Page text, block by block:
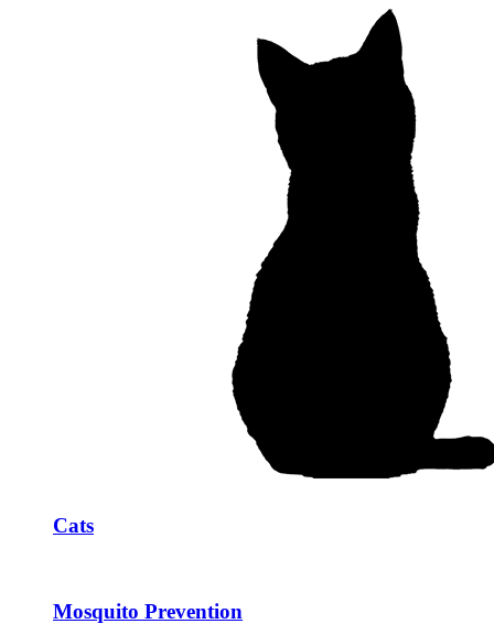
Cats
Mosquito Prevention